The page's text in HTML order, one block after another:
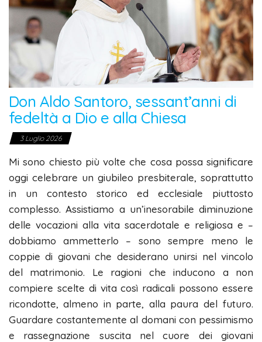
Don Aldo Santoro, sessant’anni di
fedeltà a Dio e alla Chiesa
3 Luglio 2026
Mi sono chiesto più volte che cosa possa significare
oggi celebrare un giubileo presbiterale, soprattutto
in un contesto storico ed ecclesiale piuttosto
complesso. Assistiamo a un’inesorabile diminuzione
delle vocazioni alla vita sacerdotale e religiosa e –
dobbiamo ammetterlo – sono sempre meno le
coppie di giovani che desiderano unirsi nel vincolo
del matrimonio. Le ragioni che inducono a non
compiere scelte di vita così radicali possono essere
ricondotte, almeno in parte, alla paura del futuro.
Guardare costantemente al domani con pessimismo
e rassegnazione suscita nel cuore dei giovani